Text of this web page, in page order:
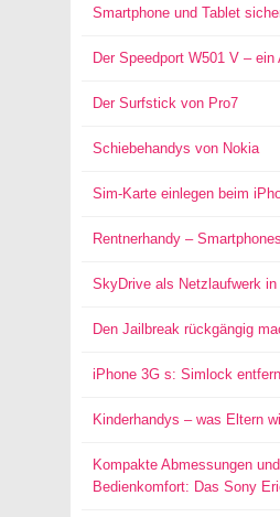
Smartphone und Tablet
Der Speedport W501 V – ein
Der Surfstick von Pro7
Schiebehandys von Nokia
Sim-Karte einlegen beim
Rentnerhandy –
SkyDrive als Netzlaufwerk
Den Jailbreak rückgängig
iPhone 3G s: Simlock
Kinderhandys – was Eltern
Kompakte Abmessungen
Bedienkomfort: Das Sony